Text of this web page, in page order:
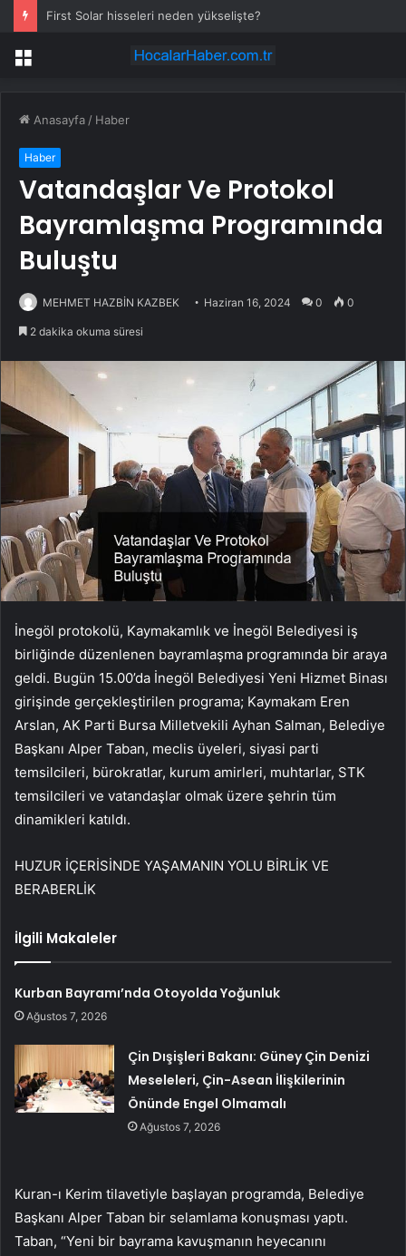
First Solar hisseleri neden yükselişte?
Menü
Anasayfa / Haber
Haber
Vatandaşlar Ve Protokol
Bayramlaşma Programında
Buluştu
MEHMET HAZBİN KAZBEK Haziran 16, 2024 0 0
2 dakika okuma süresi
İnegöl protokolü, Kaymakamlık ve İnegöl Belediyesi iş
birliğinde düzenlenen bayramlaşma programında bir araya
geldi. Bugün 15.00’da İnegöl Belediyesi Yeni Hizmet Binası
girişinde gerçekleştirilen programa; Kaymakam Eren
Arslan, AK Parti Bursa Milletvekili Ayhan Salman, Belediye
Başkanı Alper Taban, meclis üyeleri, siyasi parti
temsilcileri, bürokratlar, kurum amirleri, muhtarlar, STK
temsilcileri ve vatandaşlar olmak üzere şehrin tüm
dinamikleri katıldı.
HUZUR İÇERİSİNDE YAŞAMANIN YOLU BİRLİK VE
BERABERLİK
İlgili Makaleler
Kurban Bayramı’nda Otoyolda Yoğunluk
Ağustos 7, 2026
Çin Dışişleri Bakanı: Güney Çin Denizi
Meseleleri, Çin-Asean İlişkilerinin
Önünde Engel Olmamalı
Ağustos 7, 2026
Kuran-ı Kerim tilavetiyle başlayan programda, Belediye
Başkanı Alper Taban bir selamlama konuşması yaptı.
Taban, “Yeni bir bayrama kavuşmanın heyecanını